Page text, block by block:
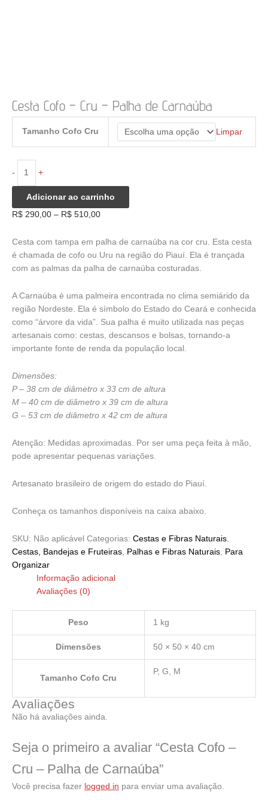
Cesta Cofo – Cru – Palha de Carnaúba
R$ 290,00 – R$ 510,00Faixa
preço:
R$ 290,00
através
Cesta com tampa em palha de carnaúba na cor cru. Esta cesta
é chamada de cofo ou Uru na região do Piauí. Ela é trançada
com as palmas da palha de carnaúba costuradas.
A Carnaúba é uma palmeira encontrada no clima semiárido da
região Nordeste. Ela é símbolo do Estado do Ceará e conhecida
como “árvore da vida”. Sua palha é muito utilizada nas peças
artesanais como: cestas, descansos e bolsas, tornando-a
importante fonte de renda da população local.
Dimensões:
P – 38 cm de diâmetro x 33 cm de altura
M – 40 cm de diâmetro x 39 cm de altura
G – 53 cm de diâmetro x 42 cm de altura
Atenção: Medidas aproximadas. Por ser uma peça feita à mão,
pode apresentar pequenas variações.
Artesanato brasileiro de origem do estado do Piauí.
Conheça os tamanhos disponíveis na caixa abaixo.
Tamanho Cofo Cru Limpar
-
-
de
Carnaúba
quantidade
+
Adicionar ao carrinho
SKU: Não aplicável Categorias: Cestas e Fibras Naturais
Cestas, Bandejas e Fruteiras
Palhas e Fibras Naturais
Para
Organizar
Informação adicional
Avaliações (0)
Peso 1 kg
Dimensões 50 × 50 × 40 cm
Tamanho Cofo Cru
P, G, M
Avaliações
Não há avaliações ainda.
Seja o primeiro a avaliar “Cesta Cofo –
Cru – Palha de Carnaúba”
Você precisa fazer logged in para enviar uma avaliação.